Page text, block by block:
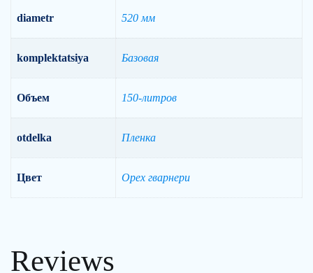
diametr 520 мм
komplektatsiya Базовая
Объем 150-литров
otdelka Пленка
Цвет Орех гварнери
Reviews